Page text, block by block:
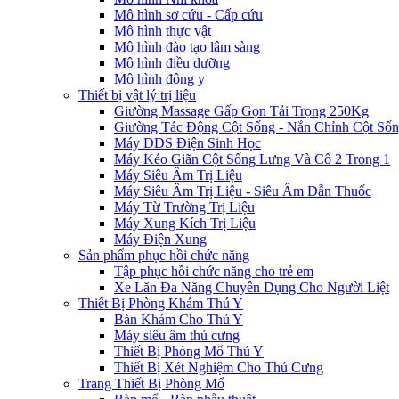
Mô hình sơ cứu - Cấp cứu
Mô hình thực vật
Mô hình đào tạo lâm sàng
Mô hình điều dưỡng
Mô hình đông y
Thiết bị vật lý trị liệu
Giường Massage Gấp Gọn Tải Trọng 250Kg
Giường Tác Động Cột Sống - Nắn Chỉnh Cột
Máy DDS Điện Sinh Học
Máy Kéo Giãn Cột Sống Lưng Và Cổ 2 Trong 1
Máy Siêu Âm Trị Liệu
Máy Siêu Âm Trị Liệu - Siêu Âm Dẫn Thuốc
Máy Từ Trường Trị Liệu
Máy Xung Kích Trị Liệu
Máy Điện Xung
Sản phẩm phục hồi chức năng
Tập phục hồi chức năng cho trẻ em
Xe Lăn Đa Năng Chuyên Dụng Cho Người Liệt
Thiết Bị Phòng Khám Thú Y
Bàn Khám Cho Thú Y
Máy siêu âm thú cưng
Thiết Bị Phòng Mổ Thú Y
Thiết Bị Xét Nghiệm Cho Thú Cưng
Trang Thiết Bị Phòng Mổ